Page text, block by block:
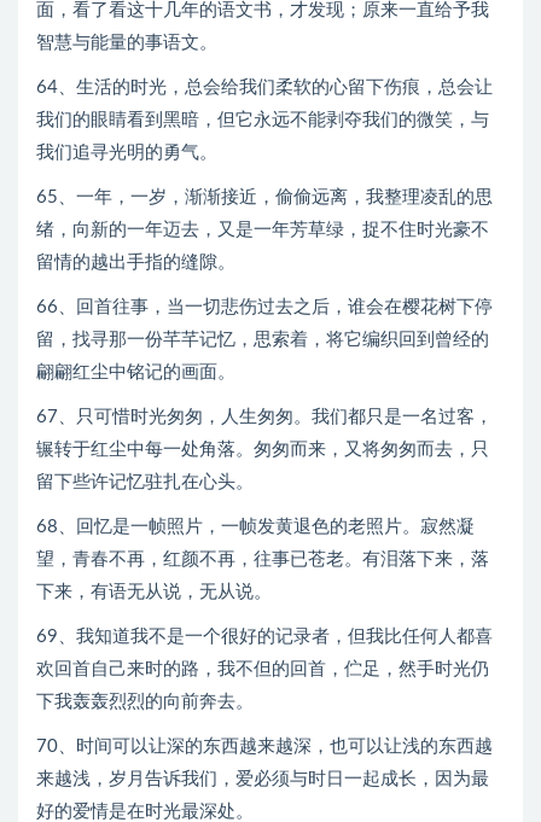
面，看了看这十几年的语文书，才发现；原来一直给予我
智慧与能量的事语文。
64、生活的时光，总会给我们柔软的心留下伤痕，总会让
我们的眼睛看到黑暗，但它永远不能剥夺我们的微笑，与
我们追寻光明的勇气。
65、一年，一岁，渐渐接近，偷偷远离，我整理凌乱的思
绪，向新的一年迈去，又是一年芳草绿，捉不住时光豪不
留情的越出手指的缝隙。
66、回首往事，当一切悲伤过去之后，谁会在樱花树下停
留，找寻那一份芊芊记忆，思索着，将它编织回到曾经的
翩翩红尘中铭记的画面。
67、只可惜时光匆匆，人生匆匆。我们都只是一名过客，
辗转于红尘中每一处角落。匆匆而来，又将匆匆而去，只
留下些许记忆驻扎在心头。
68、回忆是一帧照片，一帧发黄退色的老照片。寂然凝
望，青春不再，红颜不再，往事已苍老。有泪落下来，落
下来，有语无从说，无从说。
69、我知道我不是一个很好的记录者，但我比任何人都喜
欢回首自己来时的路，我不但的回首，伫足，然手时光仍
下我轰轰烈烈的向前奔去。
70、时间可以让深的东西越来越深，也可以让浅的东西越
来越浅，岁月告诉我们，爱必须与时日一起成长，因为最
好的爱情是在时光最深处。